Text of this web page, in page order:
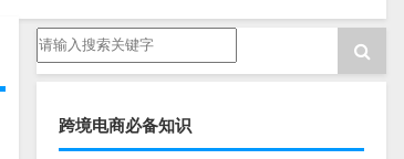
跨境电商必备知识